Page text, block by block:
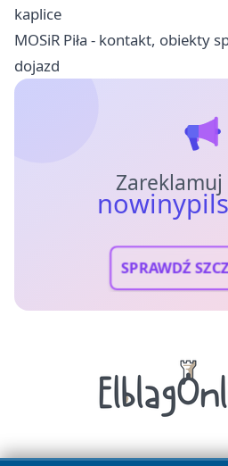
kaplice
MOSiR Piła - kontakt, obiekty
dojazd
Zareklamuj
SPRAWDŹ